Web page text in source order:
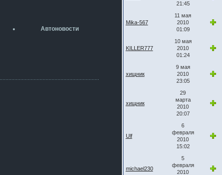
А здесь уже кладбищенская тишина...
Автоновости
21:45
Mika-567
11 мая
2010
01:09
KILLER777
10 мая
2010
01:24
хищник
9 мая
2010
23:05
хищник
29
марта
2010
20:07
Ulf
6
февраля
2010
15:02
michael230
5
февраля
2010